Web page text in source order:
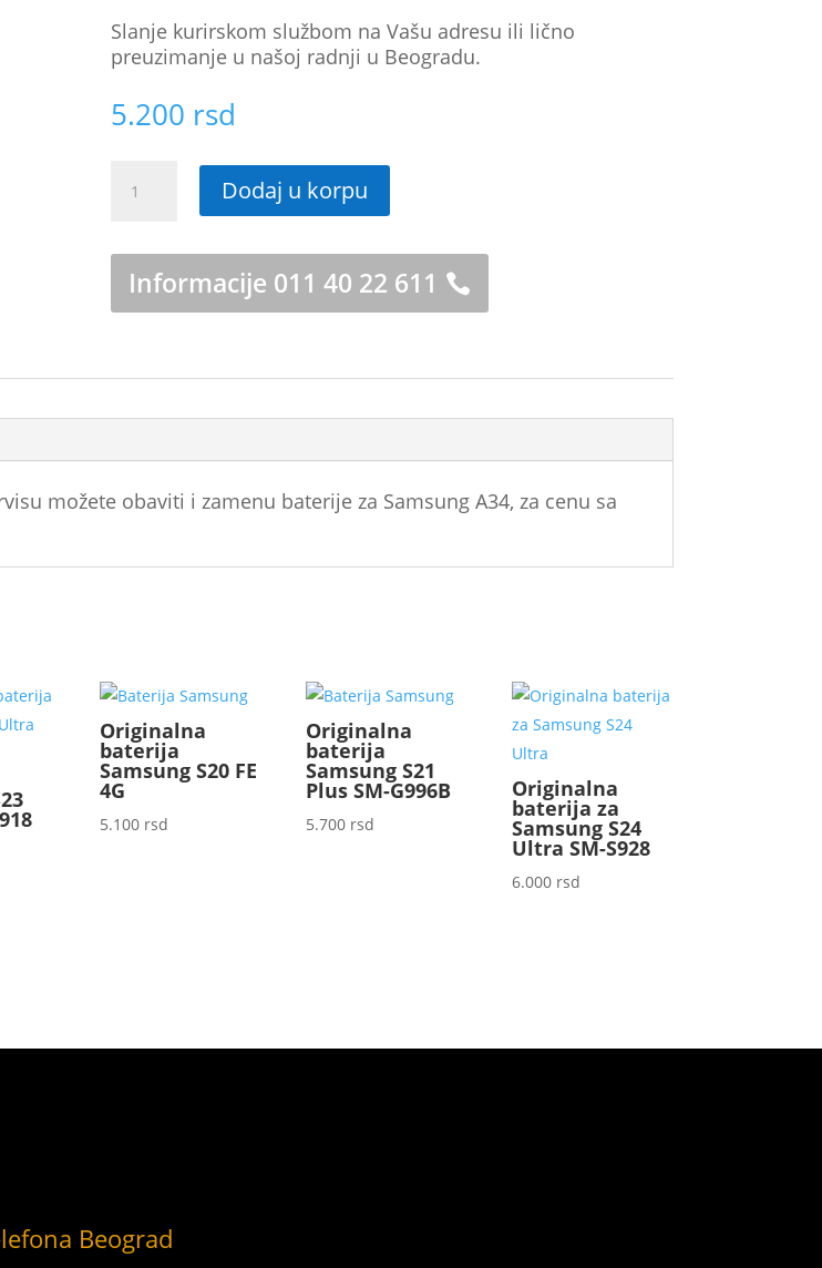
Slanje kurirskom službom na Vašu adresu ili lično
preuzimanje u našoj radnji u Beogradu.
5.200 rsd
Originalna
baterija
Galaxy
A34
SM-
Dodaj u korpu
Informacije 011 40 22 611
možete obaviti i zamenu baterije za Samsung A34, za cenu sa
Originalna
baterija
Samsung S20 FE
4G
5.100 rsd
Originalna
baterija
Samsung S21
Plus SM-G996B
5.700 rsd
Originalna
baterija za
Samsung S24
Ultra SM-S928
6.000 rsd
Beograd